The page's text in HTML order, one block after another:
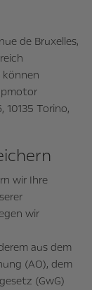
de Bruxelles,
können
10135 Torino,
wir Ihre
wir
aus dem
(AO), dem
(GwG)